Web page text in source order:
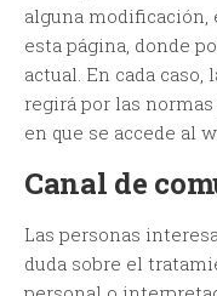
alguna modificación,
esta página, donde
actual. En cada
regirá por las
en que se accede al
Canal de
Las personas
duda sobre el